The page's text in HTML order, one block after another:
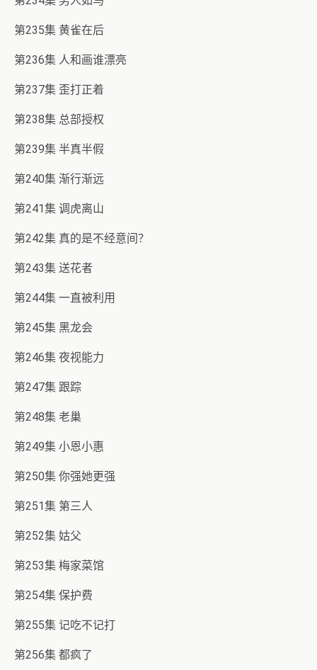
第235集 黄雀在后
第236集 人和画谁漂亮
第237集 歪打正着
第238集 总部授权
第239集 半真半假
第240集 渐行渐远
第241集 调虎离山
第242集 真的是不经意间？
第243集 送花者
第244集 一直被利用
第245集 黑龙会
第246集 夜视能力
第247集 跟踪
第248集 老巢
第249集 小恩小惠
第250集 你强她更强
第251集 第三人
第252集 姑父
第253集 梅家菜馆
第254集 保护费
第255集 记吃不记打
第256集 都疯了